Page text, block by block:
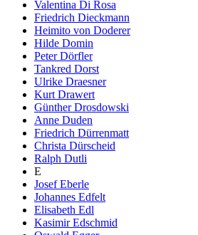
Valentina Di Rosa
Friedrich Dieckmann
Heimito von Doderer
Hilde Domin
Peter Dörfler
Tankred Dorst
Ulrike Draesner
Kurt Drawert
Günther Drosdowski
Anne Duden
Friedrich Dürrenmatt
Christa Dürscheid
Ralph Dutli
E
Josef Eberle
Johannes Edfelt
Elisabeth Edl
Kasimir Edschmid